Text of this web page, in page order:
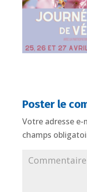
Poster le
Votre adresse e-
champs